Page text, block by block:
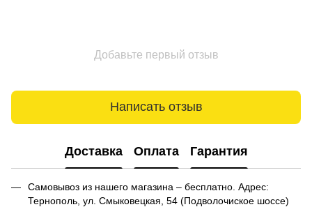
Добавьте первый отзыв
Написать отзыв
Доставка Оплата Гарантия
Самовывоз из нашего магазина – бесплатно. Адрес:
Тернополь, ул. Смыковецкая, 54 (Подволочиское шоссе)